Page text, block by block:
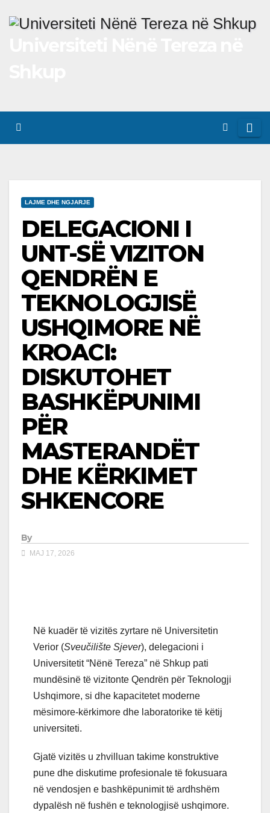
LAJME DHE NGJARJE
DELEGACIONI I
UNT-SË VIZITON
QENDRËN E
TEKNOLOGJISË
USHQIMORE NË
KROACI:
DISKUTOHET
BASHKËPUNIMI
PËR
MASTERANDËT
DHE KËRKIMET
SHKENCORE
By
MAJ 17, 2026
Në kuadër të vizitës zyrtare në Universitetin
Verior (Sveučilište Sjever), delegacioni i
Universitetit “Nënë Tereza” në Shkup pati
mundësinë të vizitonte Qendrën për Teknologji
Ushqimore, si dhe kapacitetet moderne
mësimore-kërkimore dhe laboratorike të këtij
universiteti.
Gjatë vizitës u zhvilluan takime konstruktive
pune dhe diskutime profesionale të fokusuara
në vendosjen e bashkëpunimit të ardhshëm
dypalësh në fushën e teknologjisë ushqimore.